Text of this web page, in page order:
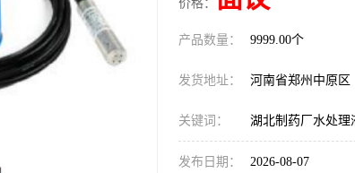
价格：
产品数量： 9999.00个
发货地址： 河南省郑州中原区
关键词： 湖北制药厂水处理
发布日期： 2026-08-07